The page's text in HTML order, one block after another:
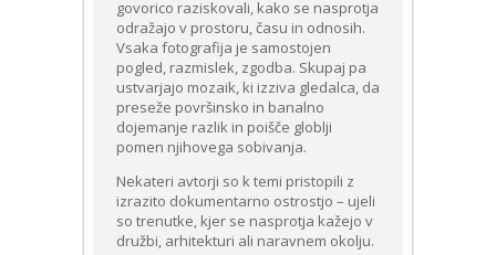
govorico raziskovali, kako se nasprotja
odražajo v prostoru, času in odnosih.
Vsaka fotografija je samostojen
pogled, razmislek, zgodba. Skupaj pa
ustvarjajo mozaik, ki izziva gledalca, da
preseže površinsko in banalno
dojemanje razlik in poišče globlji
pomen njihovega sobivanja.
Nekateri avtorji so k temi pristopili z
izrazito dokumentarno ostrostjo – ujeli
so trenutke, kjer se nasprotja kažejo v
družbi, arhitekturi ali naravnem okolju.